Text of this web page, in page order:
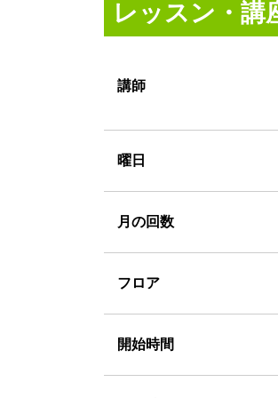
レッスン・講
講師
曜日
月の回数
フロア
開始時間